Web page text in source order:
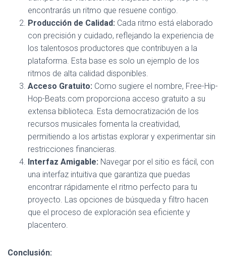
encontrarás un ritmo que resuene contigo.
Producción de Calidad: Cada ritmo está elaborado
con precisión y cuidado, reflejando la experiencia de
los talentosos productores que contribuyen a la
plataforma. Esta base es solo un ejemplo de los
ritmos de alta calidad disponibles.
Acceso Gratuito: Como sugiere el nombre, Free-Hip-
Hop-Beats.com proporciona acceso gratuito a su
extensa biblioteca. Esta democratización de los
recursos musicales fomenta la creatividad,
permitiendo a los artistas explorar y experimentar sin
restricciones financieras.
Interfaz Amigable: Navegar por el sitio es fácil, con
una interfaz intuitiva que garantiza que puedas
encontrar rápidamente el ritmo perfecto para tu
proyecto. Las opciones de búsqueda y filtro hacen
que el proceso de exploración sea eficiente y
placentero.
Conclusión: